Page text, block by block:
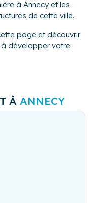
à Annecy et les
de cette ville.
page et découvrir
développer votre
À ANNECY